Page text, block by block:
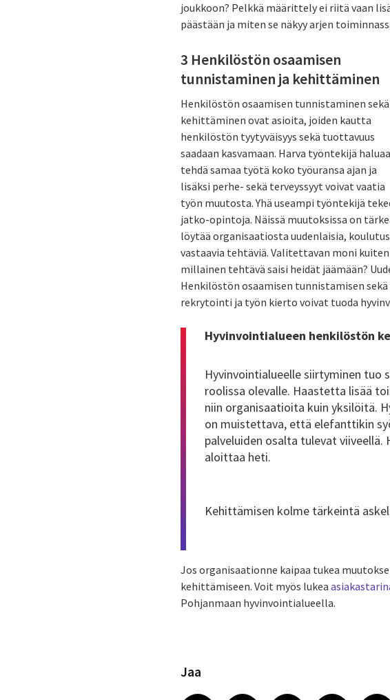
joukkoon? Pelkkä määrittely ei riitä vaan
päästään ja miten se näkyy arjen
3 Henkilöstön osaamisen
tunnistaminen ja kehittäminen
Henkilöstön osaamisen tunnistaminen sekä
kehittäminen ovat asioita, joiden kautta
henkilöstön tyytyväisyys sekä tuottavuus
saadaan kasvamaan. Harva työntekijä haluaa
tehdä samaa työtä koko työuransa ajan ja
lisäksi perhe- sekä terveyssyyt voivat vaatia
työn muutosta. Yhä useampi työntekijä
jatko-opintoja. Näissä muutoksissa on
löytää organisaatiosta uudenlaisia,
vastaavia tehtäviä. Valitettavan moni
millainen tehtävä saisi heidät jäämään?
Henkilöstön osaamisen tunnistamisen
rekrytointi ja työn kierto voivat tuoda
Hyvinvointialueen henkilöstön
Hyvinvointialueelle siirtyminen tuo
roolissa olevalle. Haastetta lisää
niin organisaatioita kuin yksilöitä.
on muistettava, että elefanttikin
palveluiden osalta tulevat
aloittaa heti.
Kehittämisen kolme tärkeintä
Jos organisaationne kaipaa tukea
kehittämiseen. Voit myös lukea
Pohjanmaan hyvinvointialueella.
Jaa